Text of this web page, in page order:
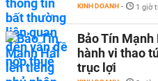
KINH DOANH - 1 giờ
Bảo Tín
hành vi thao
trục lợi